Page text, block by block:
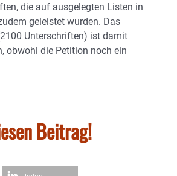
die auf ausgelegten Listen in
geleistet wurden. Das
Unterschriften) ist damit
obwohl die Petition noch ein
Beitrag!